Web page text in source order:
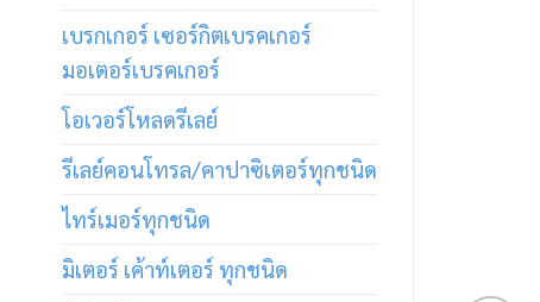
เบรกเกอร์ เซอร์กิตเบรคเกอร์
มอเตอร์เบรคเกอร์
โอเวอร์โหลดรีเลย์
รีเลย์คอนโทรล/คาปาซิเตอร์ทุกชนิด
ไทร์เมอร์ทุกชนิด
มิเตอร์ เค้าท์เตอร์ ทุกชนิด